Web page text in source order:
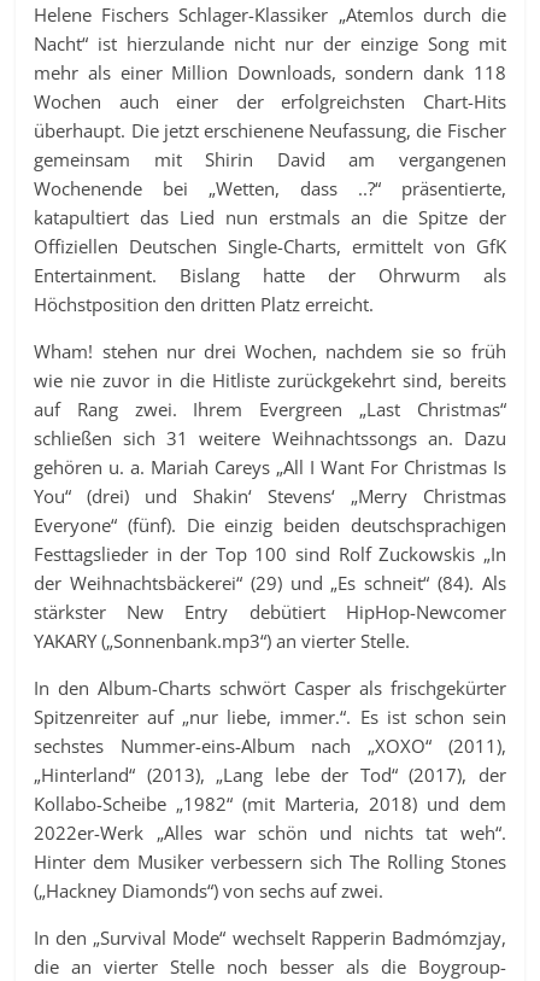
Helene Fischers Schlager-Klassiker „Atemlos durch die
Nacht“ ist hierzulande nicht nur der einzige Song mit
mehr als einer Million Downloads, sondern dank 118
Wochen auch einer der erfolgreichsten Chart-Hits
überhaupt. Die jetzt erschienene Neufassung, die Fischer
gemeinsam mit Shirin David am vergangenen
Wochenende bei „Wetten, dass ..?“ präsentierte,
katapultiert das Lied nun erstmals an die Spitze der
Offiziellen Deutschen Single-Charts, ermittelt von GfK
Entertainment. Bislang hatte der Ohrwurm als
Höchstposition den dritten Platz erreicht.
Wham! stehen nur drei Wochen, nachdem sie so früh
wie nie zuvor in die Hitliste zurückgekehrt sind, bereits
auf Rang zwei. Ihrem Evergreen „Last Christmas“
schließen sich 31 weitere Weihnachtssongs an. Dazu
gehören u. a. Mariah Careys „All I Want For Christmas Is
You“ (drei) und Shakin‘ Stevens‘ „Merry Christmas
Everyone“ (fünf). Die einzig beiden deutschsprachigen
Festtagslieder in der Top 100 sind Rolf Zuckowskis „In
der Weihnachtsbäckerei“ (29) und „Es schneit“ (84). Als
stärkster New Entry debütiert HipHop-Newcomer
YAKARY („Sonnenbank.mp3“) an vierter Stelle.
In den Album-Charts schwört Casper als frischgekürter
Spitzenreiter auf „nur liebe, immer.“. Es ist schon sein
sechstes Nummer-eins-Album nach „XOXO“ (2011),
„Hinterland“ (2013), „Lang lebe der Tod“ (2017), der
Kollabo-Scheibe „1982“ (mit Marteria, 2018) und dem
2022er-Werk „Alles war schön und nichts tat weh“.
Hinter dem Musiker verbessern sich The Rolling Stones
(„Hackney Diamonds“) von sechs auf zwei.
In den „Survival Mode“ wechselt Rapperin Badmómzjay,
die an vierter Stelle noch besser als die Boygroup-